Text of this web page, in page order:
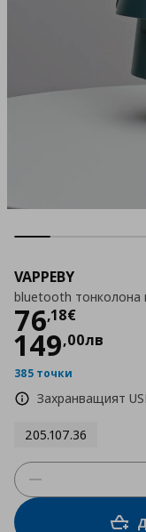
VAPPEBY
bluetooth тонколона
76,18€
Цена
149,00лв
385 точки
Захранващият
205.107.36